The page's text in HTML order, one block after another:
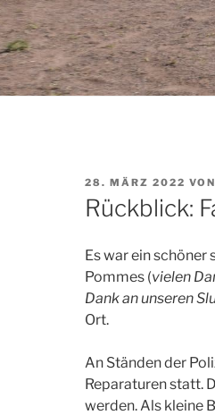
VERÖFFENTLICHT
AM
28. MÄRZ 2022
Rückblick:
Es war ein
Pommes (vielen
Dank an unseren
Ort.
An Ständen der
Reparaturen statt.
werden. Als kleine